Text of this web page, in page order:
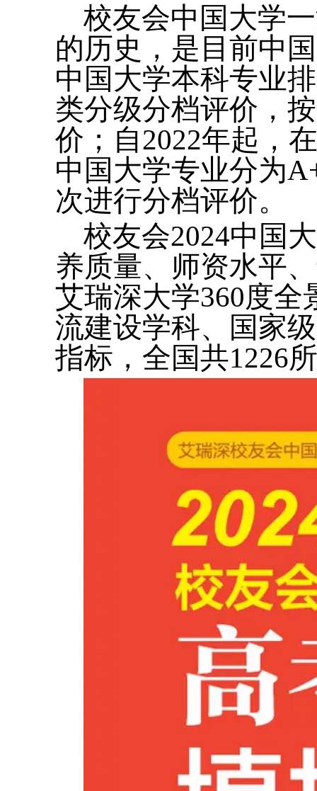
校友会中国大学
的历史，是目前中
中国大学本科专业
类分级分档评价，
价；自2022年起，
中国大学专业分为
次进行分档评价。
校友会2024中国
养质量、师资水平
艾瑞深大学360度
流建设学科、国家
指标，全国共1226